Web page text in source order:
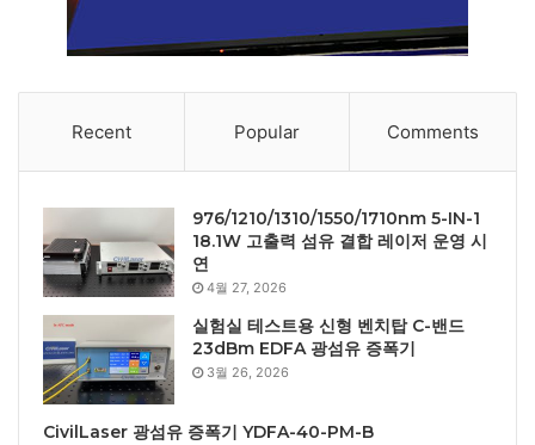
Recent Popular Comments
976/1210/1310/1550/1710nm 5-IN-1
18.1W 고출력 섬유 결합 레이저 운영 시
연
4월 27, 2026
실험실 테스트용 신형 벤치탑 C-밴드
23dBm EDFA 광섬유 증폭기
3월 26, 2026
CivilLaser 광섬유 증폭기 YDFA-40-PM-B